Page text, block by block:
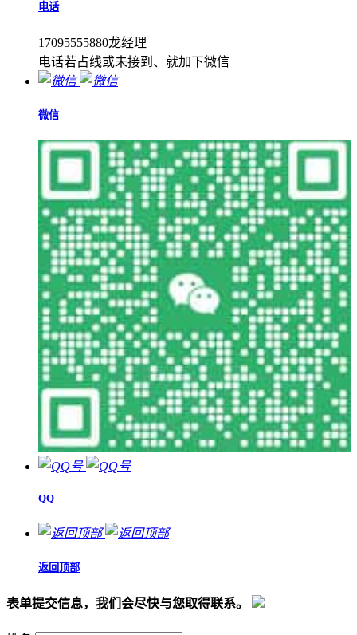
电话
17095555880龙经理
电话若占线或未接到、就加下微信
微信
QQ
返回顶部
表单提交信息，我们会尽快与您取得联系。